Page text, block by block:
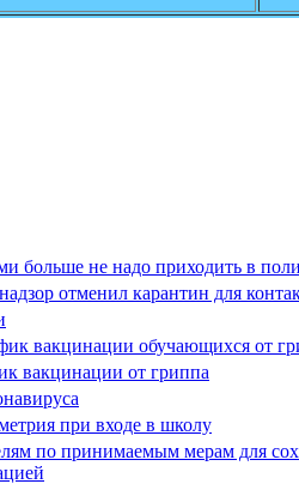
больше не надо приходить в
отменил карантин для
вакцинации обучающихся от
вакцинации от гриппа
при входе в школу
по принимаемым мерам для